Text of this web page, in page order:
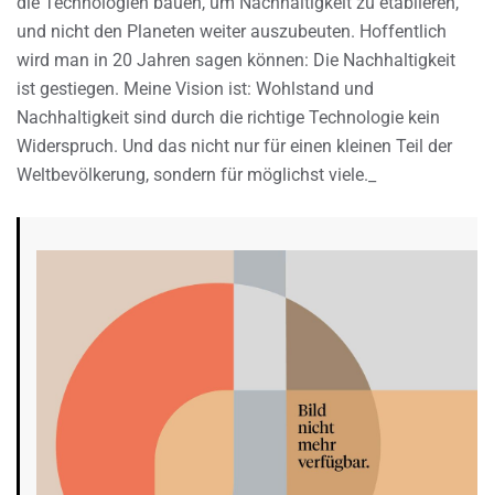
und nicht den Planeten weiter auszubeuten. Hoffentlich
wird man in 20 Jahren sagen können: Die Nachhaltigkeit
ist gestiegen. Meine Vision ist: Wohlstand und
Nachhaltigkeit sind durch die richtige Technologie kein
Widerspruch. Und das nicht nur für einen kleinen Teil der
Weltbevölkerung, sondern für möglichst viele._